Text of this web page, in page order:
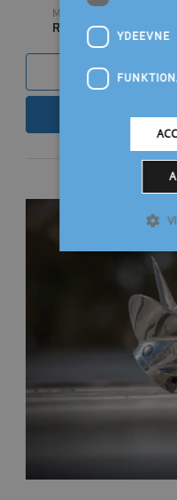
MATERIALE
RUSTFRI YDEEVNE